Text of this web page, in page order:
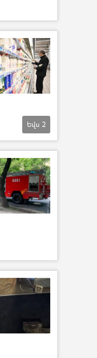
Եվս 2